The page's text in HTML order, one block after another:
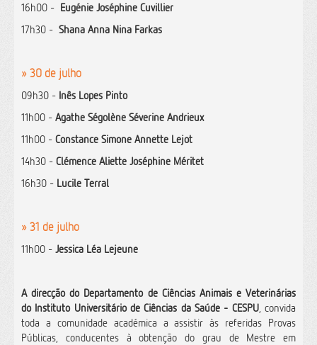
16h00 - Eugénie Joséphine Cuvillier
17h30 - Shana Anna Nina Farkas
» 30 de julho
09h30 - Inês Lopes Pinto
11h00 - Agathe Ségolène Séverine Andrieux
11h00 - Constance Simone Annette Lejot
14h30 - Clémence Aliette Joséphine Méritet
16h30 - Lucile Terral
» 31 de julho
11h00 - Jessica Léa Lejeune
A direcção do Departamento de Ciências Animais e Veterinárias
do Instituto Universitário de Ciências da Saúde - CESPU, convida
toda a comunidade académica a assistir às referidas Provas
Públicas, conducentes à obtenção do grau de Mestre em